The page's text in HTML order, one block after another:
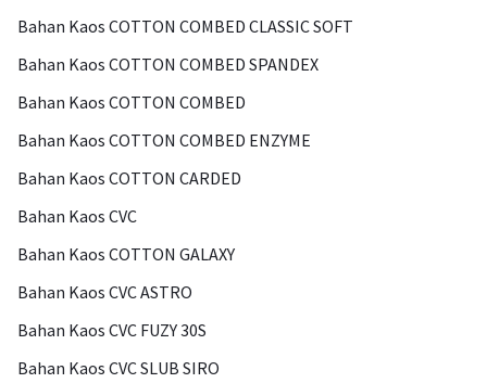
Bahan Kaos COTTON COMBED CLASSIC SOFT
Bahan Kaos COTTON COMBED SPANDEX
Bahan Kaos COTTON COMBED
Bahan Kaos COTTON COMBED ENZYME
Bahan Kaos COTTON CARDED
Bahan Kaos CVC
Bahan Kaos COTTON GALAXY
Bahan Kaos CVC ASTRO
Bahan Kaos CVC FUZY 30S
Bahan Kaos CVC SLUB SIRO